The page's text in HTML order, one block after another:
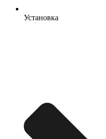
Установка